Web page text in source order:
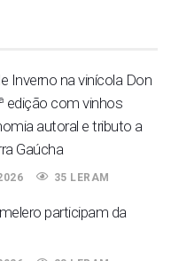
Inverno na vinícola Don
edição com vinhos
autoral e tributo a
Gaúcha
35 LERAM
participam da